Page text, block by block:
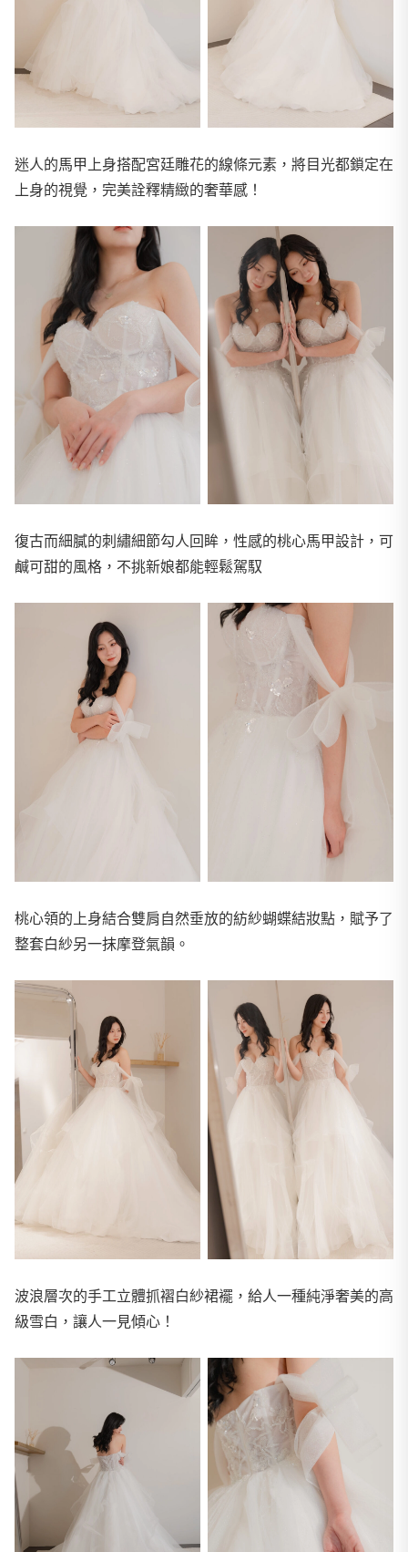
迷人的馬甲上身搭配宮廷雕花的線條元素，將目光都鎖定在
上身的視覺，完美詮釋精緻的奢華感！
復古而細膩的刺繡細節勾人回眸，性感的桃心馬甲設計，可
鹹可甜的風格，不挑新娘都能輕鬆駕馭
桃心領的上身結合雙肩自然垂放的紡紗蝴蝶結妝點，賦予了
整套白紗另一抹摩登氣韻。
波浪層次的手工立體抓褶白紗裙襬，給人一種純淨奢美的高
級雪白，讓人一見傾心！